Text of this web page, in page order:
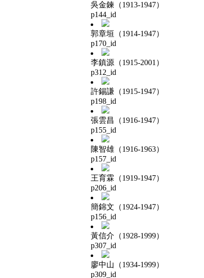
吳金鍊（1913-1947）
p144_id
郭章垣（1914-1947）
p170_id
李鎮源（1915-2001）
p312_id
許錫謙（1915-1947）
p198_id
張雲昌（1916-1947）
p155_id
陳智雄（1916-1963）
p157_id
王育霖（1919-1947）
p206_id
簡錦文（1924-1947）
p156_id
黃信介（1928-1999）
p307_id
廖中山（1934-1999）
p309_id